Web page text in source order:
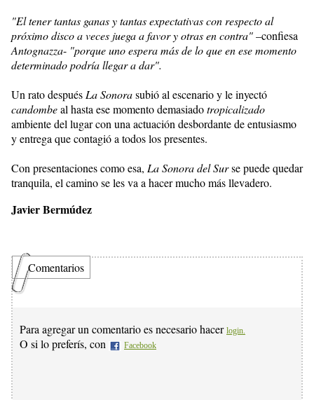
"El tener tantas ganas y tantas expectativas con respecto al
próximo disco a veces juega a favor y otras en contra"–confiesa
Antognazza- "porque uno espera más de lo que en ese momento
determinado podría llegar a dar".
Un rato despuésLa Sonorasubió al escenario y le inyectó
candombeal hasta ese momento demasiadotropicalizado
ambiente del lugar con una actuación desbordante de entusiasmo
y entrega que contagió a todos los presentes.
Con presentaciones como esa, La Sonora del Surse puede quedar
tranquila, el camino se les va a hacer mucho más llevadero.
Javier Bermúdez
Comentarios
Para agregar un comentario es necesario hacer login.
O si lo preferís, con Facebook